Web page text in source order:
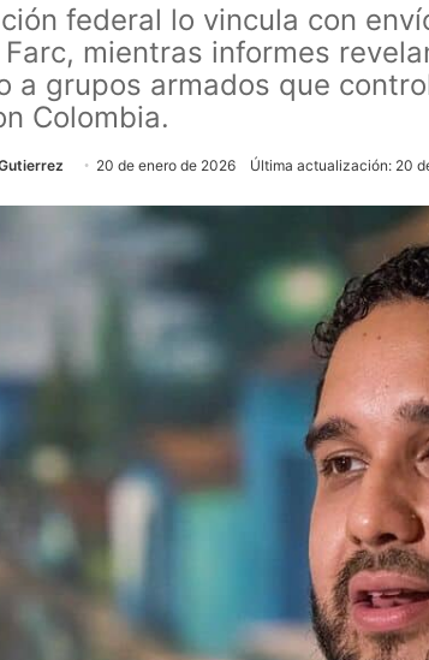
federal lo vincula con
mientras informes
a grupos armados que
Colombia.
20 de enero de 2026 Última actualización: 20